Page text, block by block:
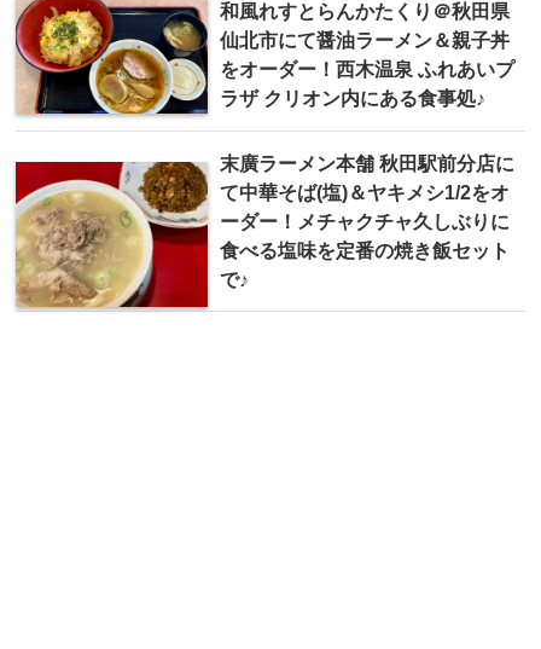
和風れすとらんかたくり＠秋田県
仙北市にて醤油ラーメン＆親子丼
をオーダー！西木温泉 ふれあいプ
ラザ クリオン内にある食事処♪
末廣ラーメン本舗 秋田駅前分店に
て中華そば(塩)＆ヤキメシ1/2をオ
ーダー！メチャクチャ久しぶりに
食べる塩味を定番の焼き飯セット
で♪